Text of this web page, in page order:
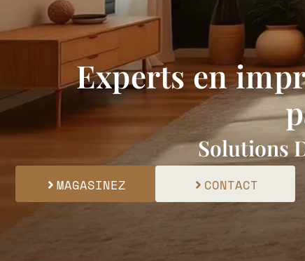
Experts en
Solutions
MAGASINEZ CONTACT